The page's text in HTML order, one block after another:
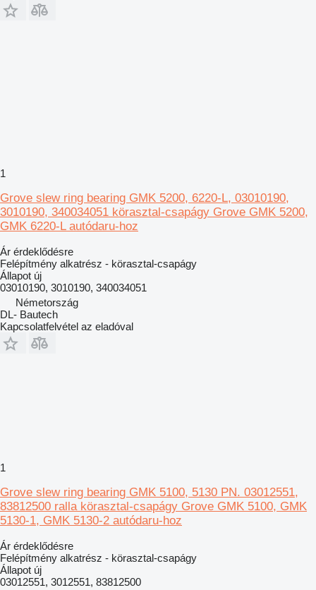
1
Grove slew ring bearing GMK 5200, 6220-L, 03010190,
3010190, 340034051 körasztal-csapágy Grove GMK 5200,
GMK 6220-L autódaru-hoz
Ár érdeklődésre
Felépítmény alkatrész - körasztal-csapágy
Állapot új
03010190, 3010190, 340034051
Németország
DL- Bautech
Kapcsolatfelvétel az eladóval
1
Grove slew ring bearing GMK 5100, 5130 PN. 03012551,
83812500 ralla körasztal-csapágy Grove GMK 5100, GMK
5130-1, GMK 5130-2 autódaru-hoz
Ár érdeklődésre
Felépítmény alkatrész - körasztal-csapágy
Állapot új
03012551, 3012551, 83812500